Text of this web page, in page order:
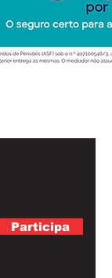
Participa